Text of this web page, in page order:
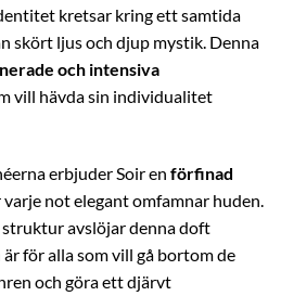
kretsar kring ett samtida
skört ljus och djup mystik. Denna
och intensiva
vill hävda sin individualitet
erbjuder Soir en förfinad
varje not elegant omfamnar huden.
struktur avslöjar denna doft
för alla som vill gå bortom de
och göra ett djärvt